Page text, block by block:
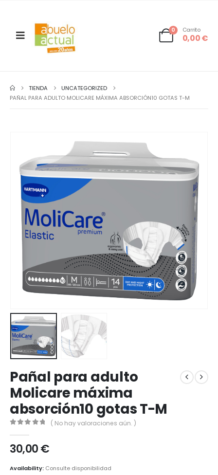
0 Carrito
0,00€
TIENDA
UNCATEGORIZED
PAÑAL PARA ADULTO MOLICARE MÁXIMA ABSORCIÓN10 GOTAS T-M
Pañal para adulto
Molicare máxima
absorción10 gotas T-M
( No hay valoraciones aún. )
30,00€
Availability: Consulte disponibilidad